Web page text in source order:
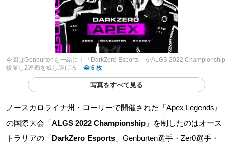
今回はGenburtenも一緒に！「DarkZero Esports」がALGS 2022 Championship
優勝し2連覇を成し遂げる
全 6 枚
写真をすべて見る
ノースカロライナ州・ローリーで開催された『Apex Legends』
の国際大会「ALGS 2022 Championship 」を制したのはオース
トラリアの「DarkZero Esports 」Genburten選手・Zer0選手・